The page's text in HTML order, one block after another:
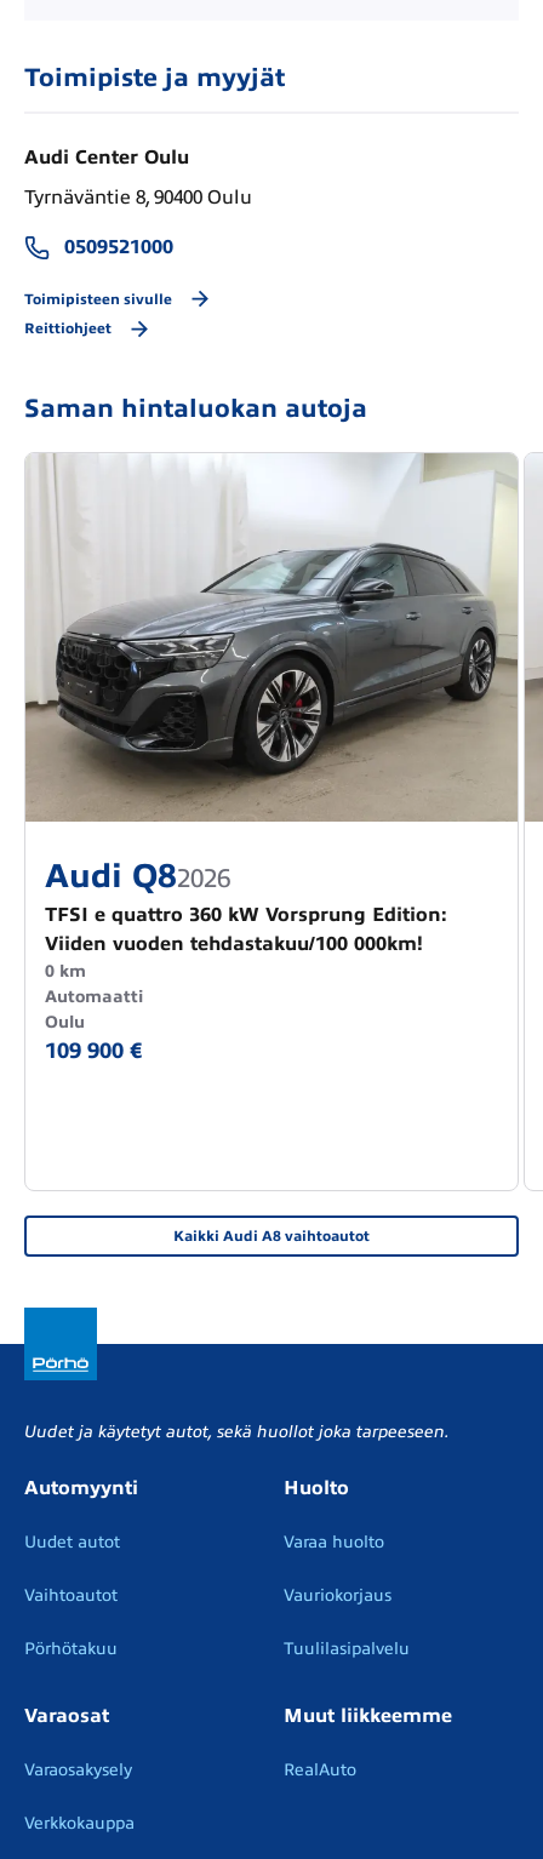
Toimipiste ja myyjät
Audi Center Oulu
Tyrnäväntie 8, 90400 Oulu
0509521000
Toimipisteen sivulle
Reittiohjeet
Saman hintaluokan autoja
Audi Q82026
TFSI e quattro 360 kW Vorsprung Edition:
Viiden vuoden tehdastakuu/100 000km!
0 km
Automaatti
Oulu
109 900 €
Kaikki Audi A8 vaihtoautot
Uudet ja käytetyt autot, sekä huollot joka tarpeeseen.
Automyynti
Uudet autot
Vaihtoautot
Pörhötakuu
Huolto
Varaa huolto
Vauriokorjaus
Tuulilasipalvelu
Varaosat
Varaosakysely
Verkkokauppa
Muut liikkeemme
RealAuto